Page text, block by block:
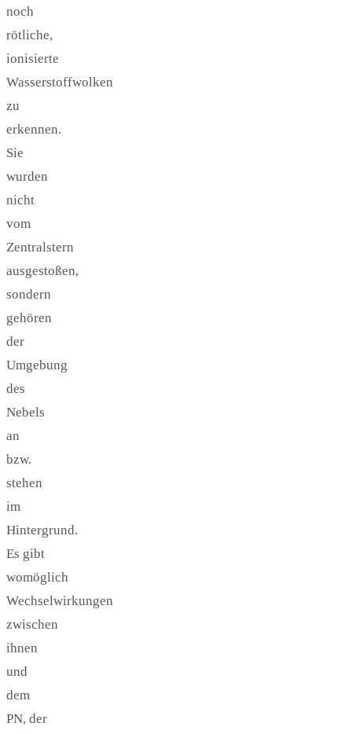
noch
rötliche,
ionisierte
Wasserstoffwolken
zu
erkennen.
Sie
wurden
nicht
vom
Zentralstern
ausgestoßen,
sondern
gehören
der
Umgebung
des
Nebels
an
bzw.
stehen
im
Hintergrund.
Es gibt
womöglich
Wechselwirkungen
zwischen
ihnen
und
dem
PN, der